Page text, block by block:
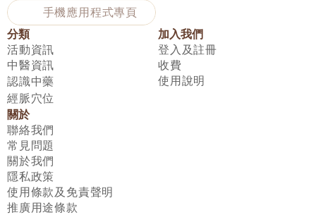
手機應用程式專頁
分類
活動資訊
中醫資訊
認識中藥
經脈穴位
加入我們
登入及註冊
收費
使用說明
關於
聯絡我們
常見問題
關於我們
隱私政策
使用條款及免責聲明
推廣用途條款